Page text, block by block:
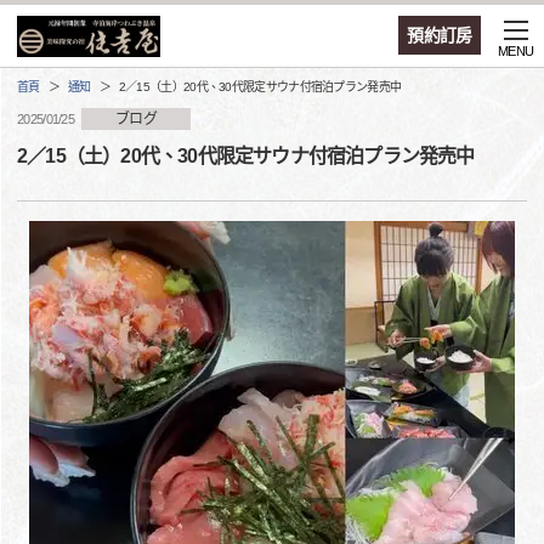
預約訂房
MENU
首頁 通知 2／15（土）20代、30代限定サウナ付宿泊プラン発売中
2025/01/25 ブログ
2／15（土）20代、30代限定サウナ付宿泊プラン発売中